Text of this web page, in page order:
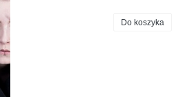
Do koszyka